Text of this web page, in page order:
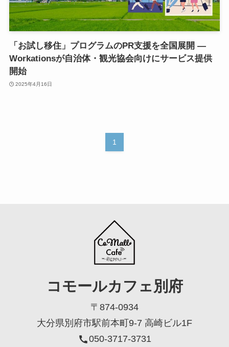
「お試し移住」プログラムのPR支援を全国展開 —
Workationsが自治体・観光協会向けにサービス提供
開始
2025年4月16日
1
コモールカフェ別府
〒874-0934
大分県別府市駅前本町9-7 高崎ビル1F
050-3717-3731